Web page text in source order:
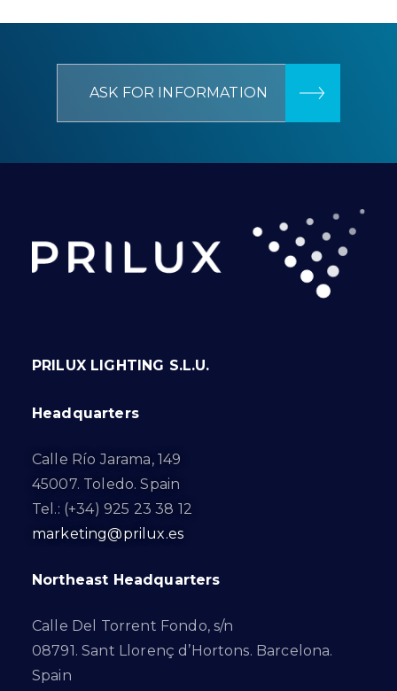
ASK FOR INFORMATION
PRILUX LIGHTING S.L.U.
Headquarters
Calle Río Jarama, 149
45007. Toledo. Spain
Tel.: (+34) 925 23 38 12
marketing@prilux.es
Northeast Headquarters
Calle Del Torrent Fondo, s/n
08791. Sant Llorenç d’Hortons. Barcelona.
Spain